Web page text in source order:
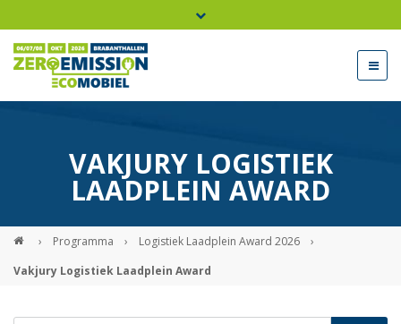
Bel ons voor info 0294 - 74 50 70
Exposanten login
VAKJURY LOGISTIEK
LAADPLEIN AWARD
› Programma › Logistiek Laadplein Award 2026
›
Vakjury Logistiek Laadplein Award